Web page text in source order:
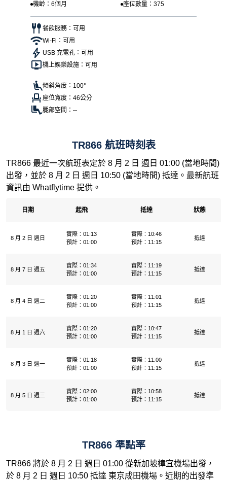
機齡：6個月
座位數量：375
餐飲服務：可用
Wi-Fi：可用
USB 充電孔：可用
機上娛樂設施：可用
傾斜角度：100°
座位寬度：46公分
腿部空間：--
TR866 航班時刻表
TR866 最近一次航班表定於 8 月 2 日 週日 01:00 (當地時間)
出發，並於 8 月 2 日 週日 10:50 (當地時間) 抵達。最新航班
資訊由 Whatflytime 提供。
日期 起飛 抵達 狀態
8 月 2 日 週日
實際：01:13
預計：01:00
實際：10:46
預計：11:15
抵達
8 月 7 日 週五
實際：01:34
預計：01:00
實際：11:19
預計：11:15
抵達
8 月 4 日 週二
實際：01:20
預計：01:00
實際：11:01
預計：11:15
抵達
8 月 1 日 週六
實際：01:20
預計：01:00
實際：10:47
預計：11:15
抵達
8 月 3 日 週一
實際：01:18
預計：01:00
實際：11:00
預計：11:15
抵達
8 月 5 日 週三
實際：02:00
預計：01:00
實際：10:58
預計：11:15
抵達
TR866 準點率
TR866 將於 8 月 2 日 週日 01:00 從新加坡樟宜機場出發，
於 8 月 2 日 週日 10:50 抵達 東京成田機場。近期的出發準